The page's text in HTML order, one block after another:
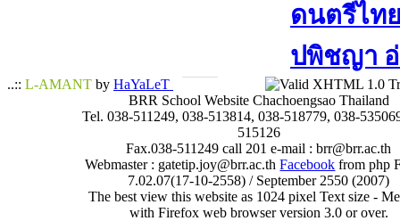
ดนตรีไท
ปพิชญา​ อ่
..:: L-AMANT by HaYaLeT
BRR School Website Chachoengsao Thailand
Tel. 038-511249, 038-513814, 038-518779, 038-
515126
Fax.038-511249 call 201 e-mail : brr@brr.ac.th
Webmaster : gatetip.joy@brr.ac.thFacebook from php
7.02.07(17-10-2558) / September 2550 (2007)
The best view this website as 1024 pixel Text size -
with Firefox web browser version 3.0 or over.